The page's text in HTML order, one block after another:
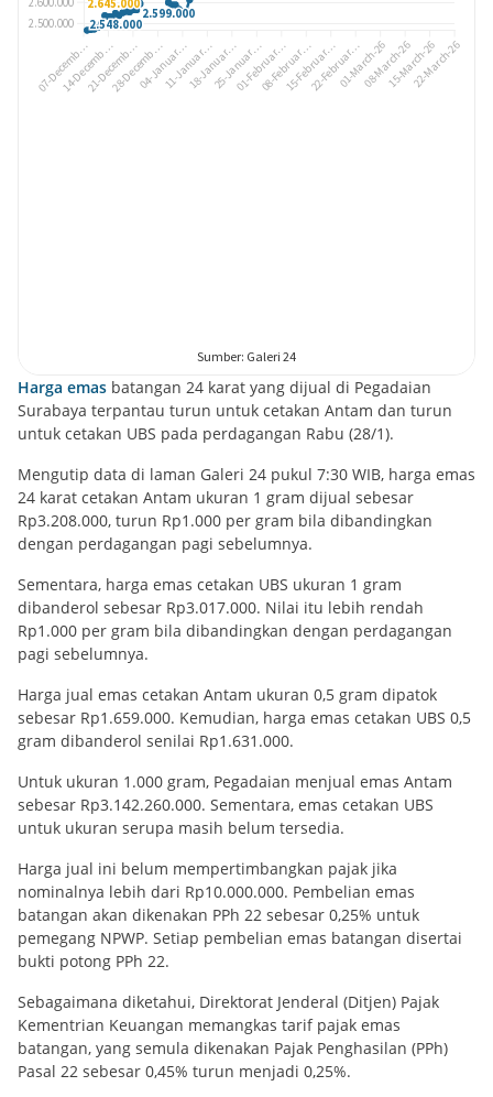
Harga emas batangan 24 karat yang dijual di Pegadaian
Surabaya terpantau turun untuk cetakan Antam dan turun
untuk cetakan UBS pada perdagangan Rabu (28/1).
Mengutip data di laman Galeri 24 pukul 7:30 WIB, harga emas
24 karat cetakan Antam ukuran 1 gram dijual sebesar
Rp3.208.000, turun Rp1.000 per gram bila dibandingkan
dengan perdagangan pagi sebelumnya.
Sementara, harga emas cetakan UBS ukuran 1 gram
dibanderol sebesar Rp3.017.000. Nilai itu lebih rendah
Rp1.000 per gram bila dibandingkan dengan perdagangan
pagi sebelumnya.
Harga jual emas cetakan Antam ukuran 0,5 gram dipatok
sebesar Rp1.659.000. Kemudian, harga emas cetakan UBS 0,5
gram dibanderol senilai Rp1.631.000.
Untuk ukuran 1.000 gram, Pegadaian menjual emas Antam
sebesar Rp3.142.260.000. Sementara, emas cetakan UBS
untuk ukuran serupa masih belum tersedia.
Harga jual ini belum mempertimbangkan pajak jika
nominalnya lebih dari Rp10.000.000. Pembelian emas
batangan akan dikenakan PPh 22 sebesar 0,25% untuk
pemegang NPWP. Setiap pembelian emas batangan disertai
bukti potong PPh 22.
Sebagaimana diketahui, Direktorat Jenderal (Ditjen) Pajak
Kementrian Keuangan memangkas tarif pajak emas
batangan, yang semula dikenakan Pajak Penghasilan (PPh)
Pasal 22 sebesar 0,45% turun menjadi 0,25%.